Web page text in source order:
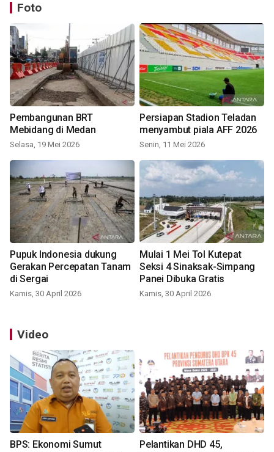
Foto
Pembangunan BRT
Mebidang di Medan
Selasa, 19 Mei 2026
Persiapan Stadion Teladan
menyambut piala AFF 2026
Senin, 11 Mei 2026
Pupuk Indonesia dukung
Gerakan Percepatan Tanam
di Sergai
Kamis, 30 April 2026
Mulai 1 Mei Tol Kutepat
Seksi 4 Sinaksak-Simpang
Panei Dibuka Gratis
Kamis, 30 April 2026
Video
BPS: Ekonomi Sumut
Pelantikan DHD 45,